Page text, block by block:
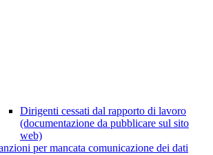
Dirigenti cessati dal rapporto di lavoro
(documentazione da pubblicare sul sito
web)
per mancata comunicazione dei dati